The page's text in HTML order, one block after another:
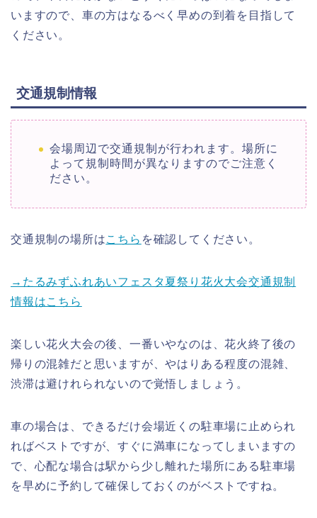
いますので、車の方はなるべく早めの到着を目指して
ください。
交通規制情報
会場周辺で交通規制が行われます。場所に
よって規制時間が異なりますのでご注意く
ださい。
交通規制の場所はこちら を確認してください。
→たるみずふれあいフェスタ夏祭り花火大会交通規制
情報はこちら
楽しい花火大会の後、一番いやなのは、花火終了後の
帰りの混雑だと思いますが、やはりある程度の混雑、
渋滞は避けれられないので覚悟しましょう。
車の場合は、できるだけ会場近くの駐車場に止められ
ればベストですが、すぐに満車になってしまいますの
で、心配な場合は駅から少し離れた場所にある駐車場
を早めに予約して確保しておくのがベストですね。